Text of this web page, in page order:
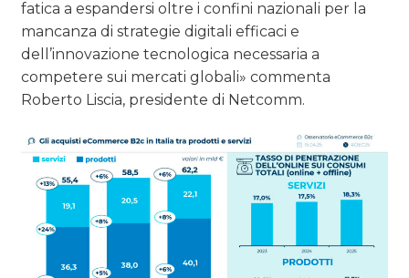
fatica a espandersi oltre i confini nazionali per la
mancanza di strategie digitali efficaci e
dell’innovazione tecnologica necessaria a
competere sui mercati globali» commenta
Roberto Liscia, presidente di Netcomm.